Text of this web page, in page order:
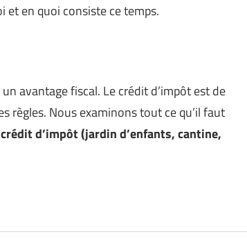
et en quoi consiste ce temps.
avantage fiscal. Le crédit d’impôt est de
règles. Nous examinons tout ce qu’il faut
d’impôt (jardin d’enfants, cantine,